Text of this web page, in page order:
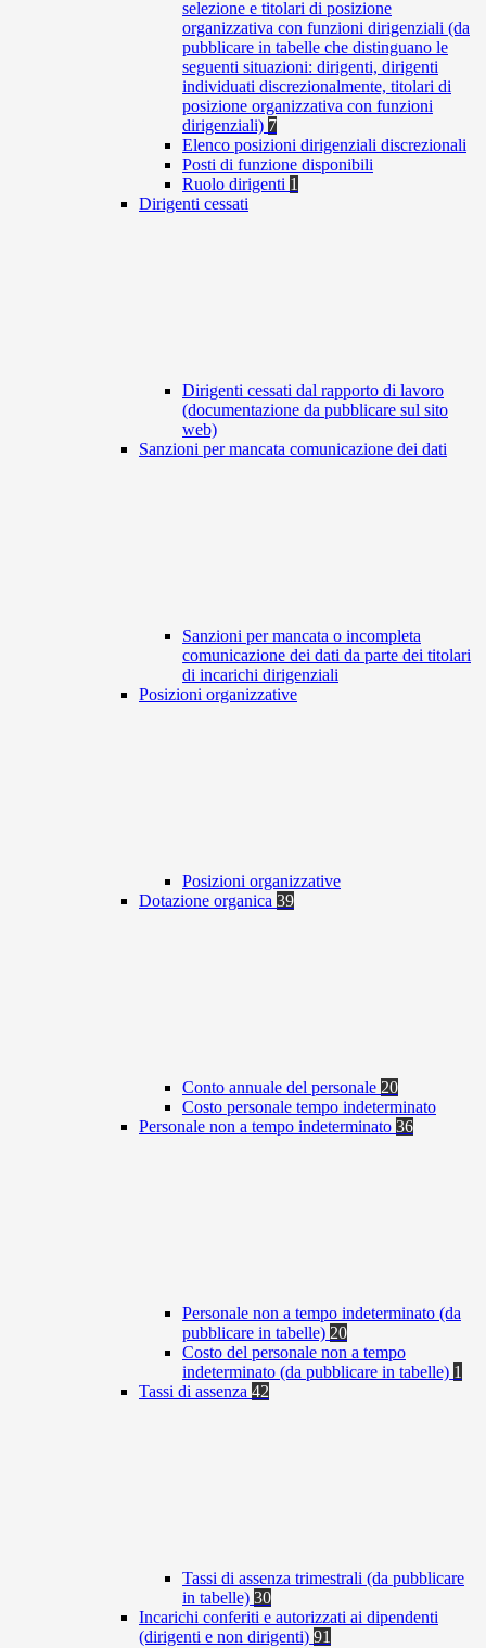
selezione e titolari di posizione
organizzativa con funzioni dirigenziali (da
pubblicare in tabelle che distinguano le
seguenti situazioni: dirigenti, dirigenti
individuati discrezionalmente, titolari di
posizione organizzativa con funzioni
dirigenziali) 7
Elenco posizioni dirigenziali discrezionali
Posti di funzione disponibili
Ruolo dirigenti 1
Dirigenti cessati
Dirigenti cessati dal rapporto di lavoro
(documentazione da pubblicare sul sito
web)
Sanzioni per mancata comunicazione dei dati
Sanzioni per mancata o incompleta
comunicazione dei dati da parte dei titolari
di incarichi dirigenziali
Posizioni organizzative
Posizioni organizzative
Dotazione organica 39
Conto annuale del personale 20
Costo personale tempo indeterminato
Personale non a tempo indeterminato 36
Personale non a tempo indeterminato (da
pubblicare in tabelle) 20
Costo del personale non a tempo
indeterminato (da pubblicare in tabelle) 1
Tassi di assenza 42
Tassi di assenza trimestrali (da pubblicare
in tabelle) 30
Incarichi conferiti e autorizzati ai dipendenti
(dirigenti e non dirigenti) 91